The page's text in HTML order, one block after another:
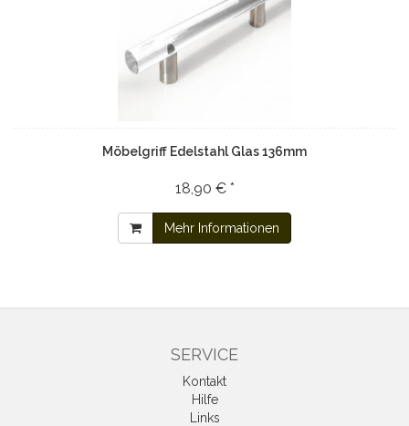
Möbelgriff Edelstahl Glas 136mm
18,90 € *
Mehr Informationen
SERVICE
Kontakt
Hilfe
Links